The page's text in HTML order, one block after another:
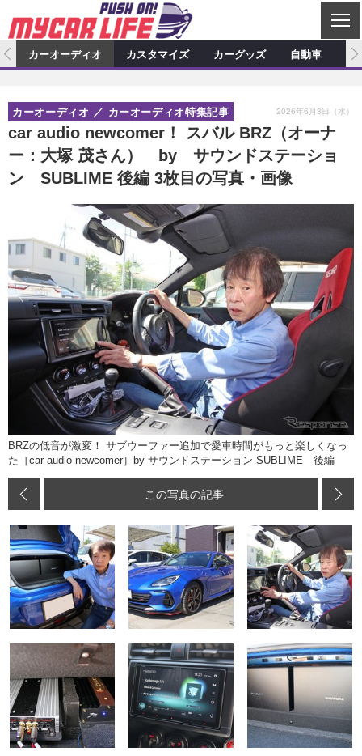
C
L
S
E
カーオーディオ
プロショップ検索 ショップ訪問記
カーオーディオニュース デモカー製作記
その他
カスタマイズ特集記事 カスタマイズ新製品情報
カスタマイズニュース
カーグッズ
カーグッズ特集記事 カーグッズ新製品情報
カーグッズニュース
自動車
スクープ
カーオーディオ カスタマイズ カーグッズ 自動車
car audio newcomer！ スバル BRZ（オーナ
ー：大塚 茂さん） by サウンドステーショ
ン SUBLIME 後編 3枚目の写真・画像
カーオーディオ カーオーディオ特集記事 2026年6月3日（水）
BRZの低音が激変！ サブウーファー追加で愛車時間がもっと楽しくなっ
た［car audio newcomer］by サウンドステーション SUBLIME 後編
この写真の記事